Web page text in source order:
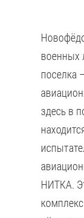
военных
поселка
здесь в
НИТКА.